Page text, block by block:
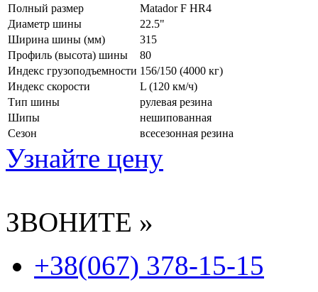
Полный размер
Matador F HR4
Диаметр шины
22.5"
Ширина шины (мм)
315
Профиль (высота) шины
80
Индекс грузоподъемности 156/150 (4000 кг)
Индекс скорости
L (120 км/ч)
Тип шины
рулевая резина
Шипы
нешипованная
Сезон
всесезонная резина
Узнайте цену
ЗВОНИТЕ »
+38(067) 378-15-15